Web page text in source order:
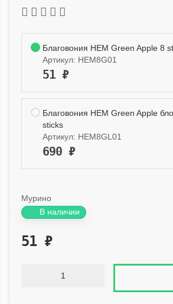
Благовония HEM Green Apple 8
Артикул: HEM8G01
51 ₽
Благовония HEM Green Apple
sticks
Артикул: HEM8GL01
690 ₽
Мурино
В наличии
51 ₽